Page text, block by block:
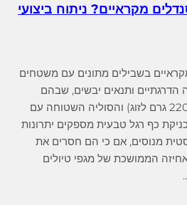
מקראיים? ניתוח ביצועי
בשבילים מתונים עם משטחים
הדרגתיים ותנאים יבשים, שבהם
העיצוב הקל שלהם (220-280 גרם לזוג) והסוליה השטוחה עם
כף רגל טבעית מספקים יתרונות
מנוסים, אם כי הם חסרים את
הממושכת של מגפי טיולים